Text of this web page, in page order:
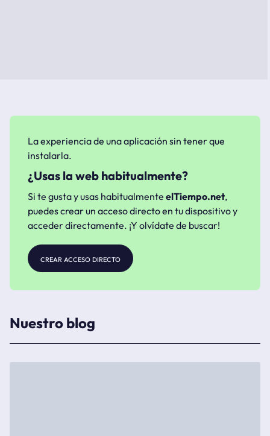
La experiencia de una aplicación sin tener que
instalarla.
¿Usas la web habitualmente?
Si te gusta y usas habitualmente elTiempo.net,
puedes crear un acceso directo en tu dispositivo y
acceder directamente. ¡Y olvídate de buscar!
crear acceso directo
Nuestro blog